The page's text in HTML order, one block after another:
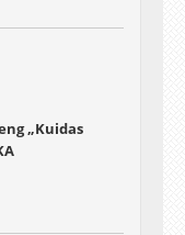
„Kuidas